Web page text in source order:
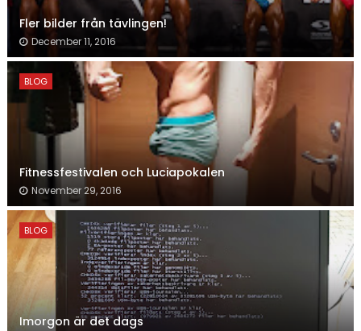
Fler bilder från tävlingen!
December 11, 2016
BLOG
Fitnessfestivalen och Luciapokalen
November 29, 2016
BLOG
Imorgon är det dags